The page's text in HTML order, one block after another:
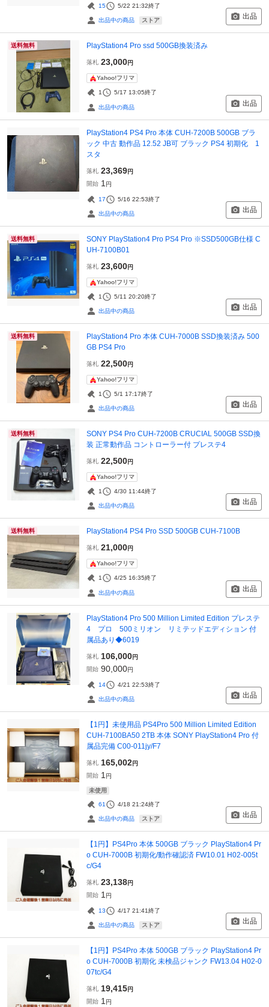
15 5/22 21:32終了
出品中の商品 ストア 出品
送料無料 PlayStation4 Pro ssd 500GB換装済み
落札 23,000円
Yahoo!フリマ
1 5/17 13:05終了
出品中の商品 出品
PlayStation4 PS4 Pro 本体 CUH-7200B 500GB ブラ
ック 中古 動作品 12.52 JB可 ブラック PS4 初期化 1
スタ
落札 23,369円
開始 1 円
17 5/16 22:53終了
出品中の商品 出品
送料無料
SONY PlayStation4 Pro PS4 Pro ※SSD500GB仕様 C
UH-7100B01
落札 23,600円
Yahoo!フリマ
1 5/11 20:20終了
出品中の商品 出品
送料無料
PlayStation4 Pro 本体 CUH-7000B SSD換装済み 500
GB PS4 Pro
落札 22,500円
Yahoo!フリマ
1 5/1 17:17終了
出品中の商品 出品
送料無料
SONY PS4 Pro CUH-7200B CRUCIAL 500GB SSD換
装 正常動作品 コントローラー付 プレステ4
落札 22,500円
Yahoo!フリマ
1 4/30 11:44終了
出品中の商品 出品
送料無料 PlayStation4 PS4 Pro SSD 500GB CUH-7100B
落札 21,000円
Yahoo!フリマ
1 4/25 16:35終了
出品中の商品 出品
PlayStation4 Pro 500 Million Limited Edition プレステ
4 プロ 500ミリオン リミテッドエディション 付
属品あり◆6019
落札 106,000円
開始 90,000円
14 4/21 22:53終了
出品中の商品 出品
【1円】未使用品 PS4Pro 500 Million Limited Edition
CUH-7100BA50 2TB 本体 SONY PlayStation4 Pro 付
属品完備 C00-011jy/F7
落札 165,002円
開始 1 円
未使用
61 4/18 21:24終了
出品中の商品 ストア 出品
【1円】PS4Pro 本体 500GB ブラック PlayStation4 Pr
o CUH-7000B 初期化/動作確認済 FW10.01 H02-005t
c/G4
落札 23,138円
開始 1 円
13 4/17 21:41終了
出品中の商品 ストア 出品
【1円】PS4Pro 本体 500GB ブラック PlayStation4 Pr
o CUH-7000B 初期化 未検品ジャンク FW13.04 H02-0
07tc/G4
落札 19,415円
開始 1 円